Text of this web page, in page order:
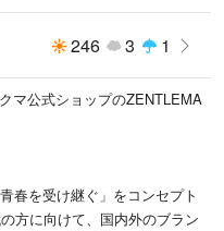
246 3 1
マ公式ショップのZENTLEMA
春を受け継ぐ」をコンセプト
方に向けて、国内外のブラン